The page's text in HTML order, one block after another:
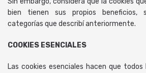
bien tienen sus propios beneficios,
categorías que describí anteriormente.
COOKIES ESENCIALES
Las cookies esenciales hacen que